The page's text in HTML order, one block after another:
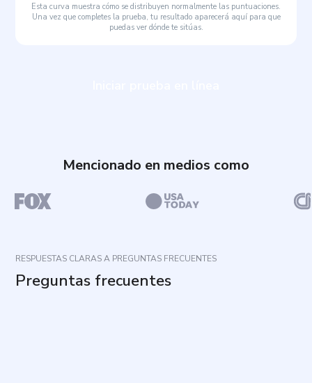
Esta curva muestra cómo se distribuyen normalmente las puntuaciones.
Una vez que completes la prueba, tu resultado aparecerá aquí para que
puedas ver dónde te sitúas.
Mencionado en medios como
RESPUESTAS CLARAS A PREGUNTAS FRECUENTES
Preguntas frecuentes